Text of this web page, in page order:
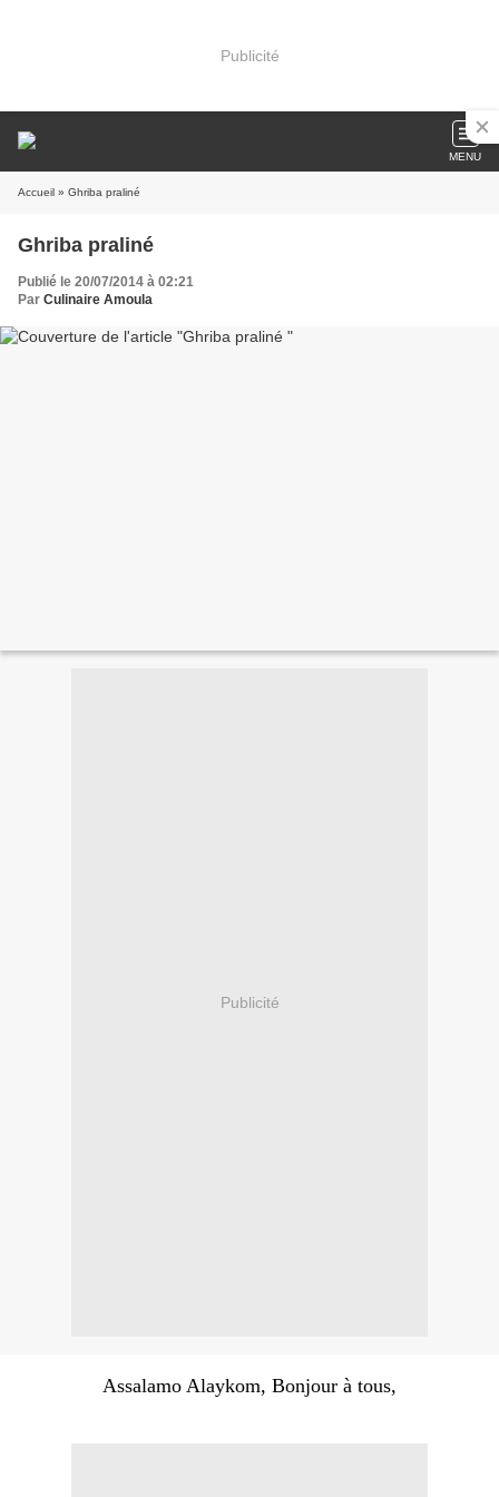
Publicité
MENU
Accueil » Ghriba praliné
Ghriba praliné
Publié le 20/07/2014 à 02:21
Par Culinaire Amoula
Publicité
Assalamo Alaykom, Bonjour à tous,